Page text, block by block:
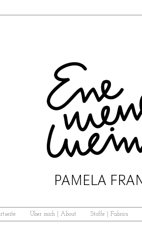
Über mich | About Stoffe | Fabrics